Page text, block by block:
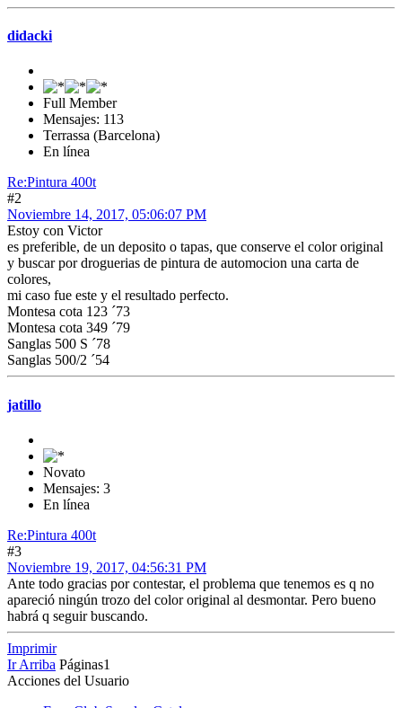
didacki
Full Member
Mensajes: 113
Terrassa (Barcelona)
En línea
Re:Pintura 400t
#2
Noviembre 14, 2017, 05:06:07 PM
Estoy con Victor
es preferible, de un deposito o tapas, que conserve el color original
y buscar por droguerias de pintura de automocion una carta de
colores,
mi caso fue este y el resultado perfecto.
Montesa cota 123 ´73
Montesa cota 349 ´79
Sanglas 500 S ´78
Sanglas 500/2 ´54
jatillo
Novato
Mensajes: 3
En línea
Re:Pintura 400t
#3
Noviembre 19, 2017, 04:56:31 PM
Ante todo gracias por contestar, el problema que tenemos es q no
apareció ningún trozo del color original al desmontar. Pero bueno
habrá q seguir buscando.
Imprimir
Ir Arriba Páginas1
Acciones del Usuario